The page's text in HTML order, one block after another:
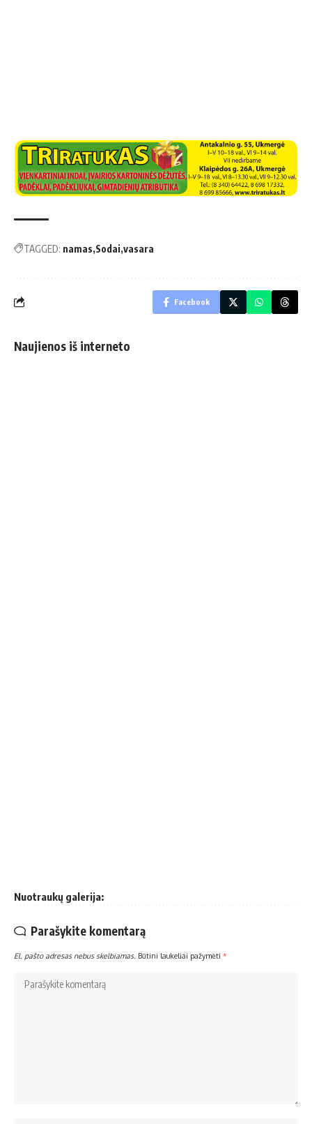
TAGGED: namas Sodai vasara
Facebook
Naujienos iš interneto
Nuotraukų galerija:
Parašykite komentarą
El. pašto adresas nebus skelbiamas. Būtini laukeliai pažymėti *